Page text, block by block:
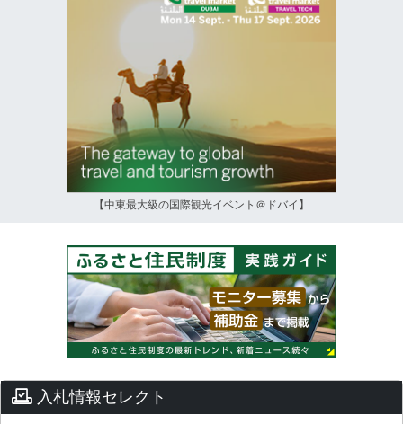
【中東最大級の国際観光イベント＠ドバイ】
入札情報セレクト